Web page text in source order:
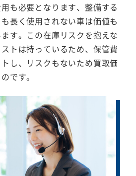
も必要となります、整備する
長く使用されない車は価値も
す。この在庫リスクを抱えな
トは持っているため、保管費
し、リスクもないため買取価
です。